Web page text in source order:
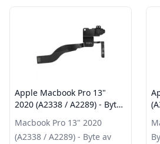
Apple Macbook Pro 13"
2020 (A2338 / A2289) - Byte
Macbook Pro 13" 2020
(A2338 / A2289) - Byte av